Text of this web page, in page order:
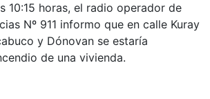
10:15 horas, el radio operador de
Nº 911 informo que en calle Kuray
y Dónovan se estaría
de una vivienda.